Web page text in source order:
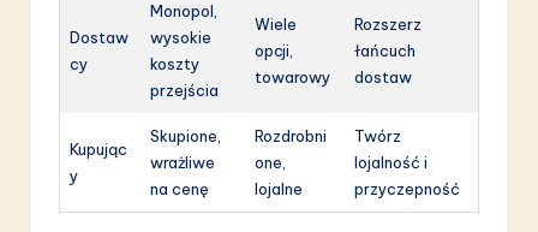
Dostaw
cy
Monopol,
wysokie
koszty
przejścia
Wiele
opcji,
towarowy
Rozszerz
łańcuch
dostaw
Kupując
y
Skupione,
wrażliwe
na cenę
Rozdrobni
one,
lojalne
Twórz
lojalność i
przyczepność